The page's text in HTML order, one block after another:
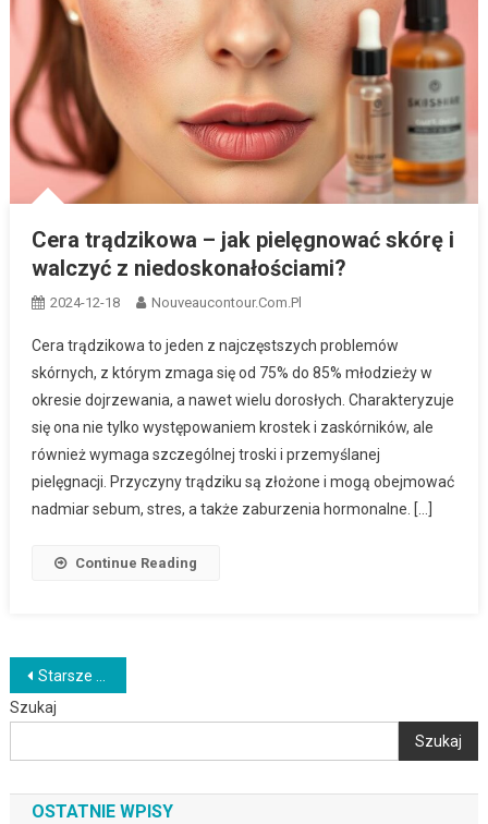
Cera trądzikowa – jak pielęgnować skórę i
walczyć z niedoskonałościami?
2024-12-18 Nouveaucontour.com.pl
Cera trądzikowa to jeden z najczęstszych problemów
skórnych, z którym zmaga się od 75% do 85% młodzieży w
okresie dojrzewania, a nawet wielu dorosłych. Charakteryzuje
się ona nie tylko występowaniem krostek i zaskórników, ale
również wymaga szczególnej troski i przemyślanej
pielęgnacji. Przyczyny trądziku są złożone i mogą obejmować
nadmiar sebum, stres, a także zaburzenia hormonalne. […]
Continue Reading
Nawigacja
po
wpisach
Starsze wpisy
Szukaj
Szukaj
OSTATNIE WPISY